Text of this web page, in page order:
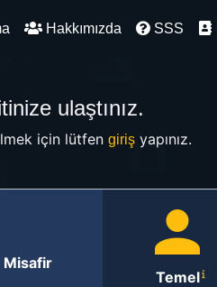
Hakkımızda SSS
ulaştınız.
için lütfen girişyapınız.
Misafir
Temel